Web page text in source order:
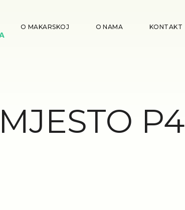
O MAKARSKOJ O NAMA KONTAKT
P4